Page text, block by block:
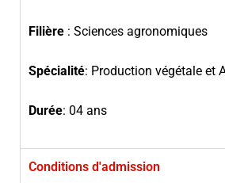
Filière : Sciences agronomiques
Spécialité: Production végétale et
Durée: 04 ans
Conditions d'admission